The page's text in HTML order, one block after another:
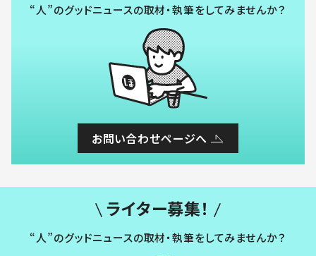
“人”のグッドニュースの取材・執筆をしてみませんか？
お問い合わせページへ
ライター募集！
“人”のグッドニュースの取材・執筆をしてみませんか？